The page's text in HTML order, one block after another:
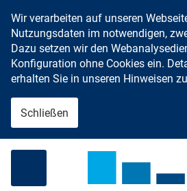
Zum
Wir verarbeiten auf unseren
Nutzungsdaten im notwendigen,
Dazu setzen wir den
Konfiguration ohne Cookies ein.
erhalten Sie in unseren Hinweisen
Schließen